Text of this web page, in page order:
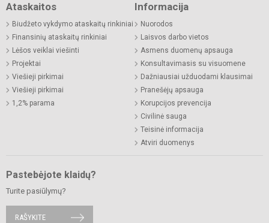
Ataskaitos
Biudžeto vykdymo ataskaitų rinkiniai
Finansinių ataskaitų rinkiniai
Lėšos veiklai viešinti
Projektai
Viešieji pirkimai
Viešieji pirkimai
1,2% parama
Informacija
Nuorodos
Laisvos darbo vietos
Asmens duomenų apsauga
Konsultavimasis su visuomene
Dažniausiai užduodami klausimai
Pranešėjų apsauga
Korupcijos prevencija
Civilinė sauga
Teisinė informacija
Atviri duomenys
Pastebėjote klaidų?
Turite pasiūlymų?
RAŠYKITE